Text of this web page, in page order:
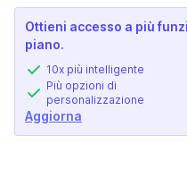
Ottieni accesso a più
piano.
10x più intelligente
Più opzioni di
personalizzazione
Aggiorna